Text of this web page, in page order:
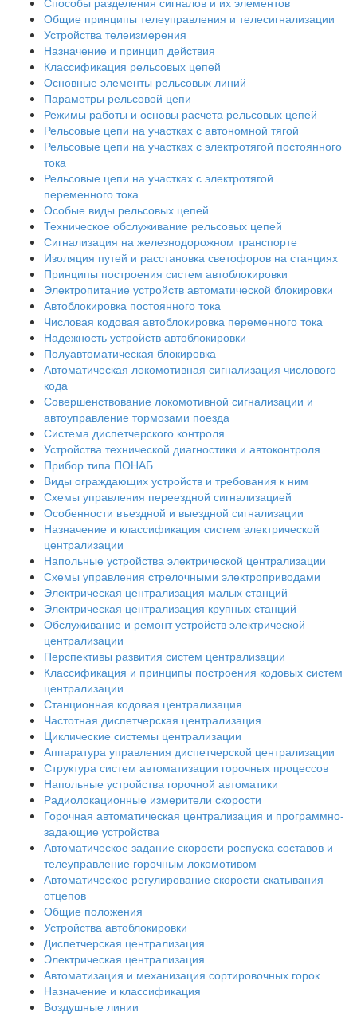
Общие принципы телеуправления и телесигнализации
Устройства телеизмерения
Назначение и принцип действия
Классификация рельсовых цепей
Основные элементы рельсовых линий
Параметры рельсовой цепи
Режимы работы и основы расчета рельсовых цепей
Рельсовые цепи на участках с автономной тягой
Рельсовые цепи на участках с электротягой постоянного
тока
Рельсовые цепи на участках с электротягой
переменного тока
Особые виды рельсовых цепей
Техническое обслуживание рельсовых цепей
Сигнализация на железнодорожном транспорте
Изоляция путей и расстановка светофоров на станциях
Принципы построения систем автоблокировки
Электропитание устройств автоматической блокировки
Автоблокировка постоянного тока
Числовая кодовая автоблокировка переменного тока
Надежность устройств автоблокировки
Полуавтоматическая блокировка
Автоматическая локомотивная сигнализация числового
кода
Совершенствование локомотивной сигнализации и
автоуправление тормозами поезда
Система диспетчерского контроля
Устройства технической диагностики и автоконтроля
Прибор типа ПОНАБ
Виды ограждающих устройств и требования к ним
Схемы управления переездной сигнализацией
Особенности въездной и выездной сигнализации
Назначение и классификация систем электрической
централизации
Напольные устройства электрической централизации
Схемы управления стрелочными электроприводами
Электрическая централизация малых станций
Электрическая централизация крупных станций
Обслуживание и ремонт устройств электрической
централизации
Перспективы развития систем централизации
Классификация и принципы построения кодовых систем
централизации
Станционная кодовая централизация
Частотная диспетчерская централизация
Циклические системы централизации
Аппаратура управления диспетчерской централизации
Структура систем автоматизации горочных процессов
Напольные устройства горочной автоматики
Радиолокационные измерители скорости
Горочная автоматическая централизация и программно-
задающие устройства
Автоматическое задание скорости роспуска составов и
телеуправление горочным локомотивом
Автоматическое регулирование скорости скатывания
отцепов
Общие положения
Устройства автоблокировки
Диспетчерская централизация
Электрическая централизация
Автоматизация и механизация сортировочных горок
Назначение и классификация
Воздушные линии